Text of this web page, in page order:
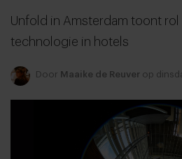
Unfold in Amsterdam toont rol
technologie in hotels
Door Maaike de Reuver op